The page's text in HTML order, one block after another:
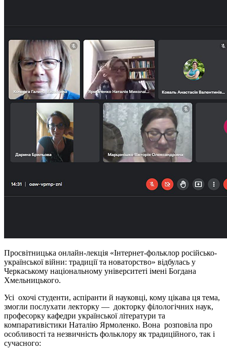
Просвітницька онлайн-лекція «Інтернет-фольклор російсько-
української війни: традиції та новаторство» відбулась у
Черкаському національному університеті імені Богдана
Хмельницького.
Усі охочі студенти, аспіранти й науковці, кому цікава ця тема,
змогли послухати лекторку — докторку філологічних наук,
професорку кафедри української літератури та
компаративістики Наталію Ярмоленко. Вона розповіла про
особливості та незвичність фольклору як традиційного, так і
сучасного: